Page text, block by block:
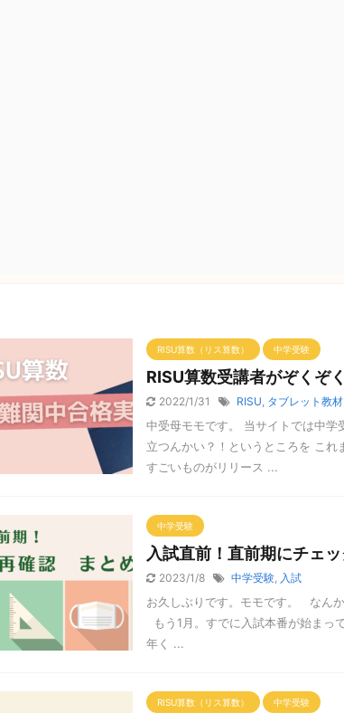
RISU算数（リス算数） 中学受験
RISU算数受講者がぞくぞ
2022/1/31 RISU タブレット教材
中受母モモです。 当サイトでは中学
立つんかい？！というところを こ
すごいものがリリース ...
中学受験
入試直前！直前期にチェ
2023/1/8 中学受験 入試
お久しぶりです。モモです。 なん
もう1月。すでに入試本番が始まっ
年く ...
RISU算数（リス算数） 中学受験